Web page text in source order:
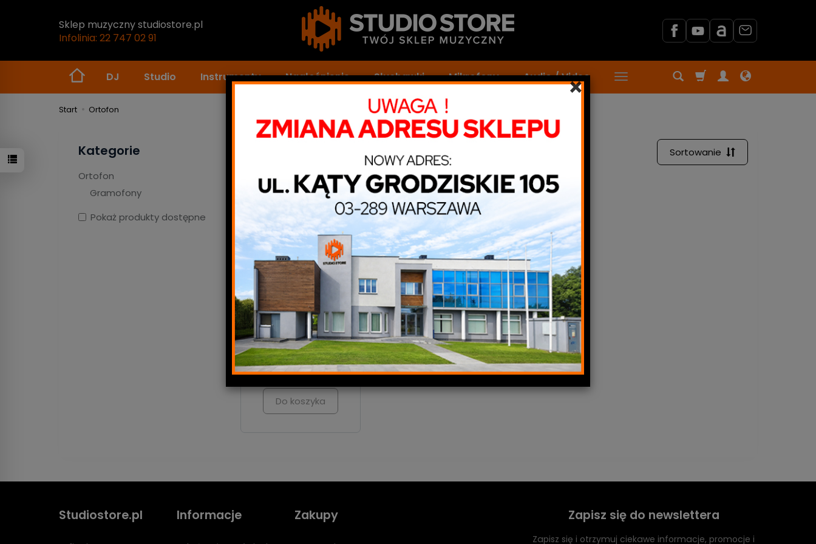
×
Sklep muzyczny studiostore.pl
Infolinia: 22 747 02 91
DJ Studio Instrumenty Nagłośnienie Słuchawki Mikrofony Audio / Video
Start Ortofon
Sortowanie
ORTOFON Concorde
MKII Mix
Na zamówienie -
zapytaj o dostępność
399,00 zł
Do koszyka
Kategorie
Ortofon
Gramofony
Pokaż produkty dostępne
Studiostore.pl Informacje Zakupy Zapisz się do newslettera
Zapisz się i otrzymuj ciekawe informacje, promocje i